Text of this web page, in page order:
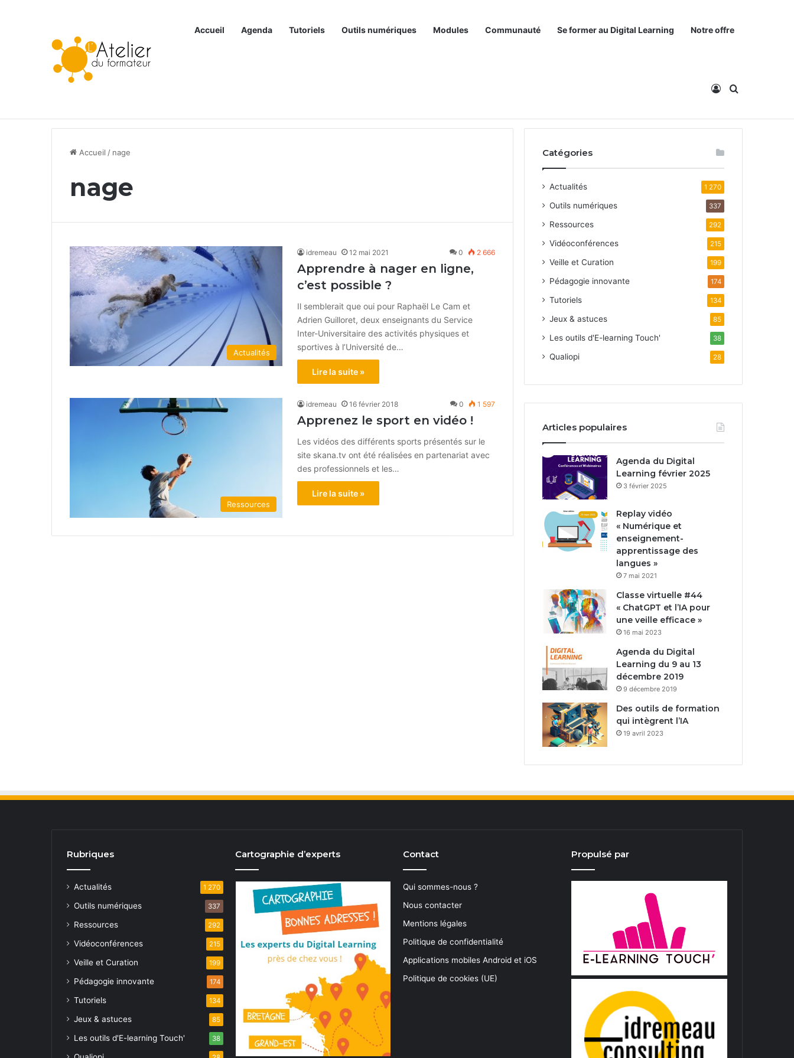
Accueil Agenda Tutoriels Outils numériques Modules Communauté Se former au Digital Learning Notre offre
Connexion
Rechercher
Accueil / nage
nage
Actualités
idremeau 12 mai 2021 0 2 666
Apprendre à nager en ligne,
c’est possible ?
Il semblerait que oui pour Raphaël Le Cam et
Adrien Guilloret, deux enseignants du Service
Inter-Universitaire des activités physiques et
sportives à l’Université de…
Lire la suite »
Ressources
idremeau 16 février 2018 0 1 597
Apprenez le sport en vidéo !
Les vidéos des différents sports présentés sur le
site skana.tv ont été réalisées en partenariat avec
des professionnels et les…
Lire la suite »
Catégories
Actualités 1 270
Outils numériques 337
Ressources 292
Vidéoconférences 215
Veille et Curation 199
Pédagogie innovante 174
Tutoriels 134
Jeux & astuces 85
Les outils d'E-learning Touch' 38
Qualiopi 28
Articles populaires
Agenda du Digital
Learning février 2025
3 février 2025
Replay vidéo
« Numérique et
enseignement-
apprentissage des
langues »
7 mai 2021
Classe virtuelle #44
« ChatGPT et l’IA pour
une veille efficace »
16 mai 2023
Agenda du Digital
Learning du 9 au 13
décembre 2019
9 décembre 2019
Des outils de formation
qui intègrent l’IA
19 avril 2023
Rubriques
Actualités 1 270
Outils numériques 337
Ressources 292
Vidéoconférences 215
Veille et Curation 199
Pédagogie innovante 174
Tutoriels 134
Jeux & astuces 85
Les outils d'E-learning Touch' 38
Cartographie d’experts Contact
Qui sommes-nous ?
Nous contacter
Mentions légales
Politique de confidentialité
Applications mobiles Android et iOS
Politique de cookies (UE)
Propulsé par